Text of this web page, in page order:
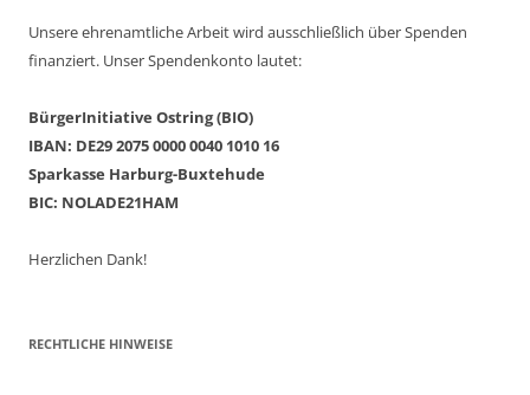
Unsere ehrenamtliche Arbeit wird ausschließlich über Spenden
finanziert. Unser Spendenkonto lautet:
BürgerInitiative Ostring (BIO)
IBAN: DE29 2075 0000 0040 1010 16
Sparkasse Harburg-Buxtehude
BIC: NOLADE21HAM
Herzlichen Dank!
RECHTLICHE HINWEISE